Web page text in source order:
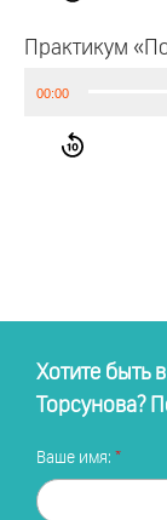
Практикум
Аудиоплеер
00:00
Хотите быть
Торсунова?
Ваше имя: